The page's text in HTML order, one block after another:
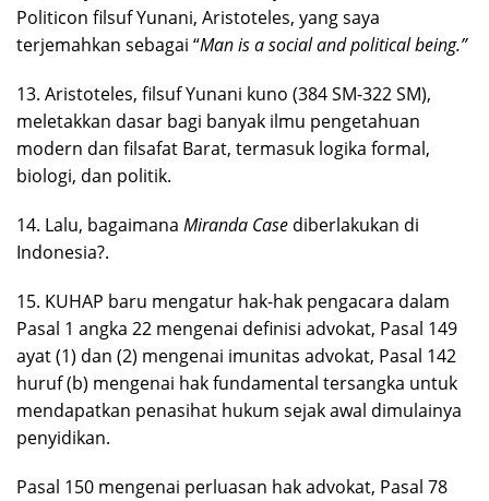
Politicon filsuf Yunani, Aristoteles, yang saya
terjemahkan sebagai “Man is a social and political being.”
13. Aristoteles, filsuf Yunani kuno (384 SM-322 SM),
meletakkan dasar bagi banyak ilmu pengetahuan
modern dan filsafat Barat, termasuk logika formal,
biologi, dan politik.
14. Lalu, bagaimana Miranda Case diberlakukan di
Indonesia?.
15. KUHAP baru mengatur hak-hak pengacara dalam
Pasal 1 angka 22 mengenai definisi advokat, Pasal 149
ayat (1) dan (2) mengenai imunitas advokat, Pasal 142
huruf (b) mengenai hak fundamental tersangka untuk
mendapatkan penasihat hukum sejak awal dimulainya
penyidikan.
Pasal 150 mengenai perluasan hak advokat, Pasal 78